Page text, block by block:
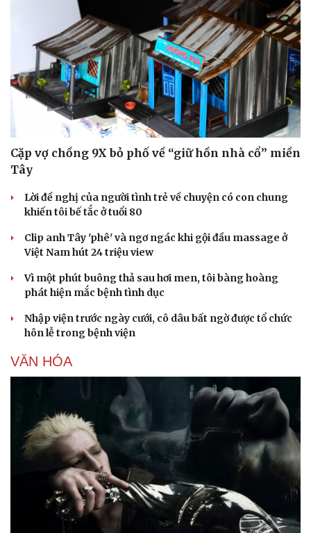
Cặp vợ chồng 9X bỏ phố về “giữ hồn nhà cổ” miền
Tây
Lời đề nghị của người tình trẻ về chuyện có con chung
khiến tôi bế tắc ở tuổi 80
Clip anh Tây 'phê' và ngơ ngác khi gội đầu massage ở
Việt Nam hút 24 triệu view
Vì một phút buông thả sau hơi men, tôi bàng hoàng
phát hiện mắc bệnh tình dục
Nhập viện trước ngày cưới, cô dâu bất ngờ được tổ chức
hôn lễ trong bệnh viện
VĂN HÓA